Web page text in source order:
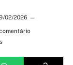
02/2026